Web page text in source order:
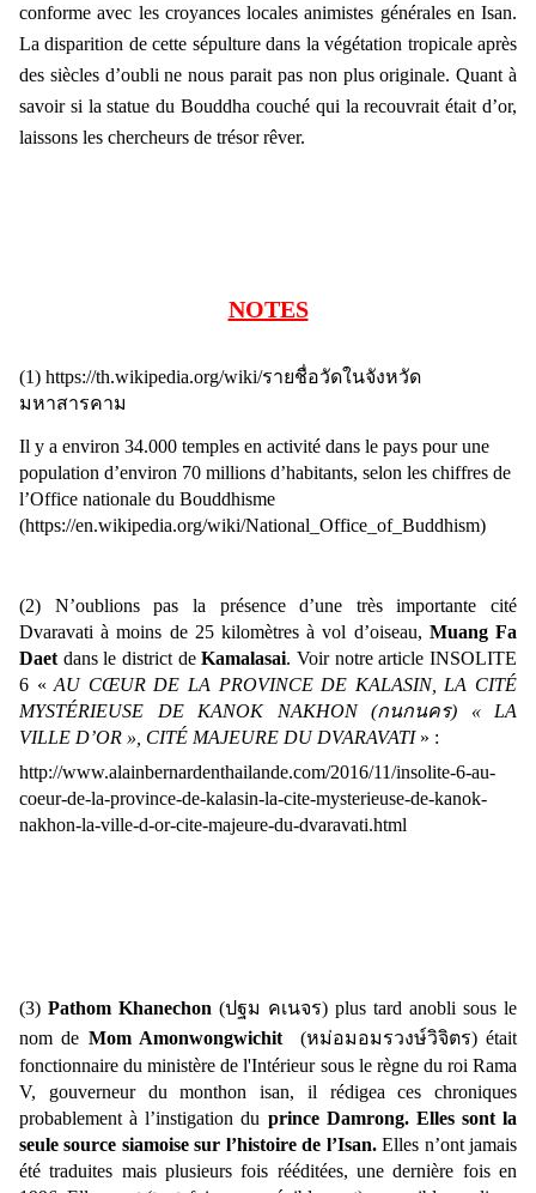
conforme avec les croyances locales animistes générales en Isan.
La disparition de cette sépulture dans la végétation tropicale après
des siècles d’oubli ne nous parait pas non plus originale. Quant à
savoir si la statue du Bouddha couché qui la recouvrait était d’or,
laissons les chercheurs de trésor rêver.
NOTES
(1) https://th.wikipedia.org/wiki/รายชื่อวัดในจังหวัด
มหาสารคาม
Il y a environ 34.000 temples en activité dans le pays pour une
population d’environ 70 millions d’habitants, selon les chiffres de
l’Office nationale du Bouddhisme
(https://en.wikipedia.org/wiki/National_Office_of_Buddhism)
(2) N’oublions pas la présence d’une très importante cité
Dvaravati à moins de 25 kilomètres à vol d’oiseau, Muang Fa
Daet dans le district deKamalasai. Voir notre articleINSOLITE
6 «AU CŒUR DE LA PROVINCE DE KALASIN, LA CITÉ
MYSTÉRIEUSE DE KANOK NAKHON (กนกนคร) « LA
VILLE D’OR », CITÉ MAJEURE DU DVARAVATI» :
http://www.alainbernardenthailande.com/2016/11/insolite-6-au-
coeur-de-la-province-de-kalasin-la-cite-mysterieuse-de-kanok-
nakhon-la-ville-d-or-cite-majeure-du-dvaravati.html
(3) Pathom Khanechon (ปฐม คเนจร) plus tard anobli sous le
nom de Mom Amonwongwichit (หม่อมอมรวงษ์วิจิตร) était
fonctionnaire du ministère de l'Intérieur sous le règne du roi Rama
V, gouverneur du monthon isan, il rédigea ces chroniques
probablement à l’instigation du prince Damrong. Elles sont la
seule source siamoise sur l’histoire de l’Isan.Elles n’ont jamais
été traduites mais plusieurs fois rééditées, une dernière fois en